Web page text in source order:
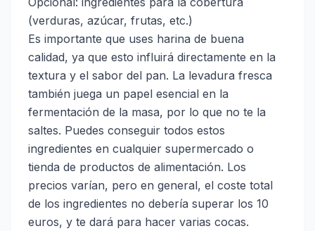
(verduras, azúcar, frutas, etc.)
Es importante que uses harina de buena
calidad, ya que esto influirá directamente en la
textura y el sabor del pan. La levadura fresca
también juega un papel esencial en la
fermentación de la masa, por lo que no te la
saltes. Puedes conseguir todos estos
ingredientes en cualquier supermercado o
tienda de productos de alimentación. Los
precios varían, pero en general, el coste total
de los ingredientes no debería superar los 10
euros, y te dará para hacer varias cocas.